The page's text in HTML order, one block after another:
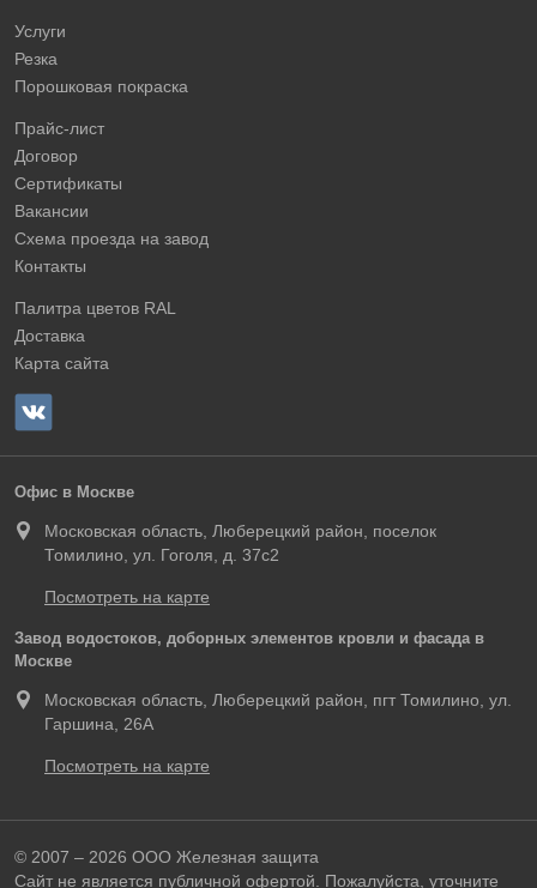
Услуги
Резка
Порошковая покраска
Прайс-лист
Договор
Сертификаты
Вакансии
Схема проезда на завод
Контакты
Палитра цветов RAL
Доставка
Карта сайта
Офис в Москве
Московская область, Люберецкий район, поселок
Томилино, ул. Гоголя, д. 37с2
Посмотреть на карте
Завод водостоков, доборных элементов кровли и фасада в
Москве
Московская область, Люберецкий район, пгт Томилино, ул.
Гаршина, 26А
Посмотреть на карте
© 2007 – 2026 ООО Железная защита
Сайт не является публичной офертой. Пожалуйста, уточните